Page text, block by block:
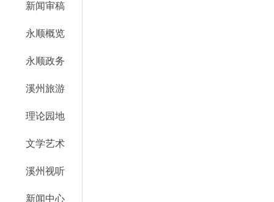
新闻审稿
永顺概览
永顺政务
溪州旅游
理论园地
文学艺术
溪州视听
新闻中心